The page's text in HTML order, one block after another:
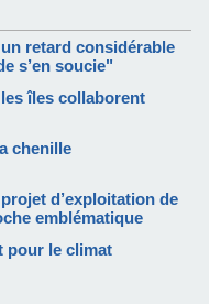
retard considérable
s’en soucie"
îles collaborent
chenille
d’exploitation de
emblématique
pour le climat